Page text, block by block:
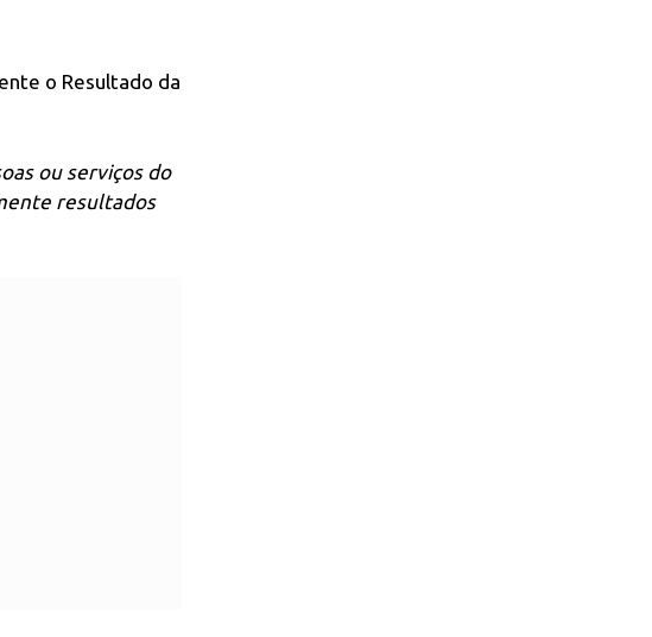
o Resultado da
ou serviços do
resultados